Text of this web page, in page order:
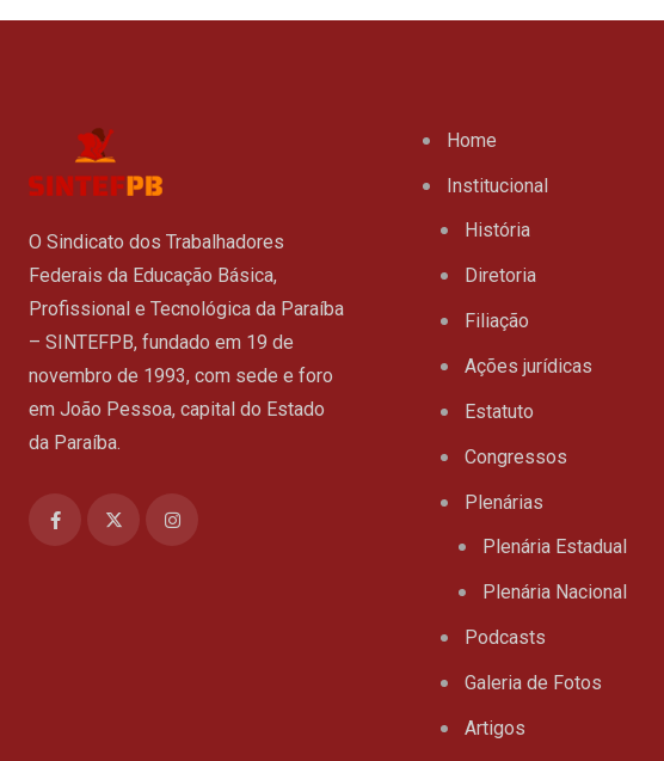
O Sindicato dos Trabalhadores
Federais da Educação Básica,
Profissional e Tecnológica da Paraíba
– SINTEFPB, fundado em 19 de
novembro de 1993, com sede e foro
em João Pessoa, capital do Estado
da Paraíba.
Home
Institucional
História
Diretoria
Filiação
Ações jurídicas
Estatuto
Congressos
Plenárias
Plenária Estadual
Plenária Nacional
Podcasts
Galeria de Fotos
Artigos